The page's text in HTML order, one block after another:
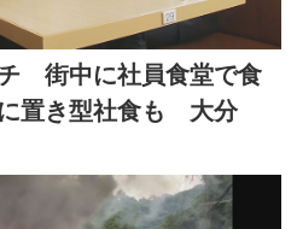
街中に社員食堂で食
置き型社食も 大分